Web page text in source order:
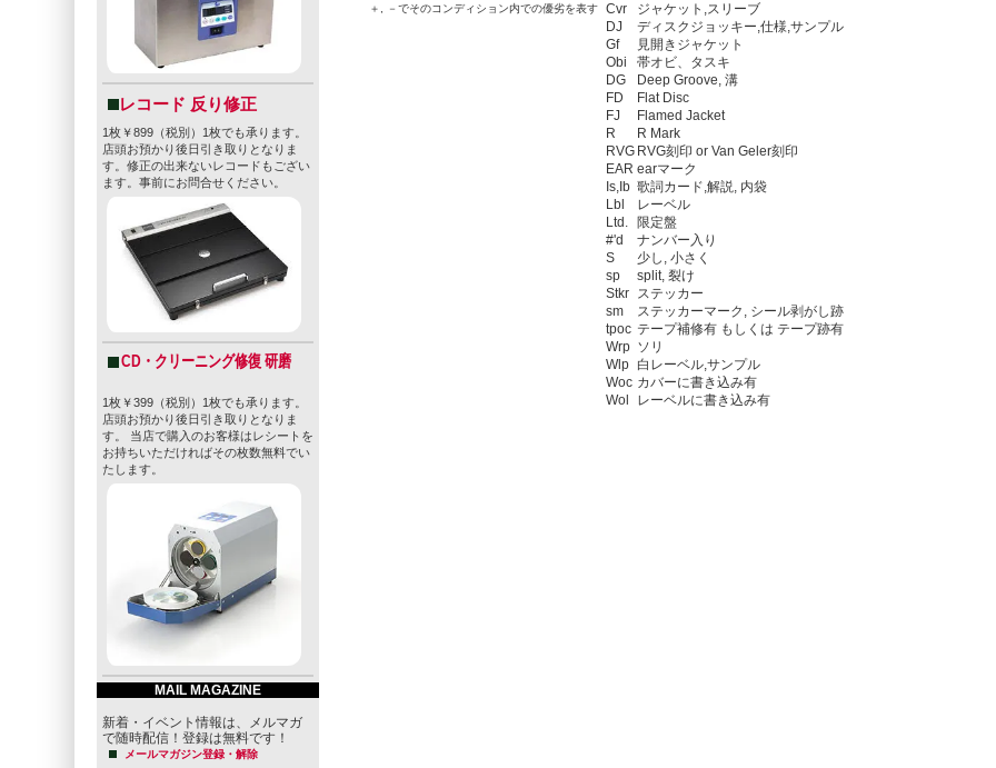
レコード 反り修正
1枚￥899（税別）1枚でも承ります。
店頭お預かり後日引き取りとなりま
す。修正の出来ないレコードもござい
ます。事前にお問合せください。
CD・クリーニング修復 研磨
1枚￥399（税別）1枚でも承ります。
店頭お預かり後日引き取りとなりま
す。 当店で購入のお客様はレシートを
お持ちいただければその枚数無料でい
たします。
MAIL MAGAZINE
新着・イベント情報は、メルマガ
で随時配信！登録は無料です！
メールマガジン登録・解除
＋, －でそのコンディション内での優劣を表す
Cvr
ジャケット,スリーブ
DJ
ディスクジョッキー,仕様,サンプル
Gf
見開きジャケット
Obi
帯オビ、タスキ
DG
Deep Groove, 溝
FD
Flat Disc
FJ
Flamed Jacket
R
R Mark
RVG RVG刻印 or Van Geler刻印
EAR earマーク
Is,Ib 歌詞カード,解説, 内袋
Lbl
レーベル
Ltd.
限定盤
#'d
ナンバー入り
S
少し, 小さく
sp
split, 裂け
Stkr ステッカー
sm
ステッカーマーク, シール剥がし跡
tpoc テープ補修有 もしくは テープ跡有
Wrp ソリ
Wlp 白レーベル,サンプル
Woc カバーに書き込み有
Wol
レーベルに書き込み有